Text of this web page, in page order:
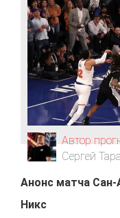
Автор
Сергей
Анонс матча Сан-
Никс